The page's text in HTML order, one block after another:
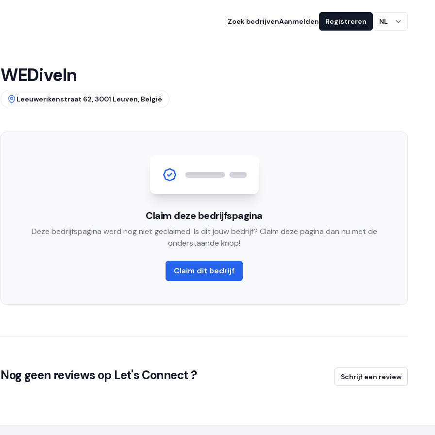
Zoek bedrijvenAanmelden Registreren NL
WEDiveIn
Leeuwerikenstraat 62, 3001 Leuven, België
Claim deze bedrijfspagina
Deze bedrijfspagina werd nog niet geclaimed. Is dit jouw bedrijf? Claim deze pagina dan nu met de
onderstaande knop!
Claim dit bedrijf
Nog geen reviews op Let's Connect ? Schrijf een review